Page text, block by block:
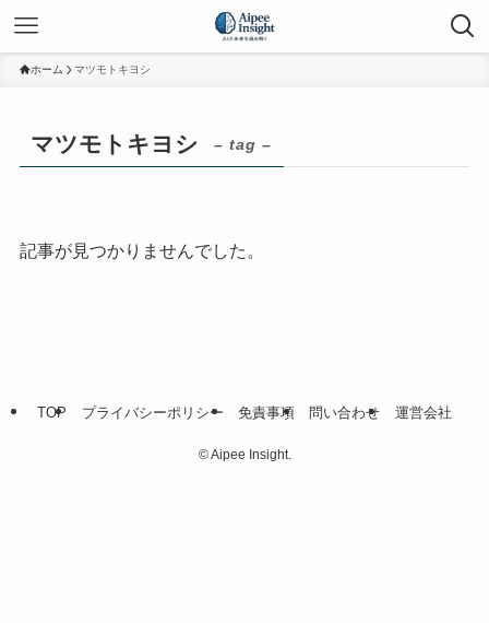
ホーム マツモトキヨシ
マツモトキヨシ – tag –
記事が見つかりませんでした。
TOP プライバシーポリシー 免責事項 問い合わせ 運営会社
©Aipee Insight.